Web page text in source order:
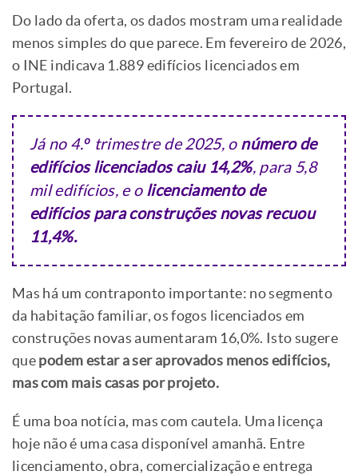
Do lado da oferta, os dados mostram uma realidade
menos simples do que parece. Em fevereiro de 2026,
o INE indicava 1.889 edifícios licenciados em
Portugal.
Já no 4.º trimestre de 2025, o número de
edifícios licenciados caiu 14,2%, para 5,8
mil edifícios, e o licenciamento de
edifícios para construções novas recuou
11,4%.
Mas há um contraponto importante: no segmento
da habitação familiar, os fogos licenciados em
construções novas aumentaram 16,0%. Isto sugere
que podem estar a ser aprovados menos edifícios,
mas com mais casas por projeto.
É uma boa notícia, mas com cautela. Uma licença
hoje não é uma casa disponível amanhã. Entre
licenciamento, obra, comercialização e entrega